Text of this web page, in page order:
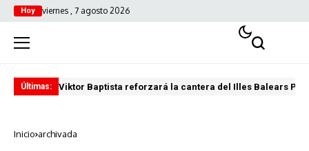
Hoy viernes , 7 agosto 2026
Últimas: Viktor Baptista reforzará la cantera del Illes Balears
Inicio archivada